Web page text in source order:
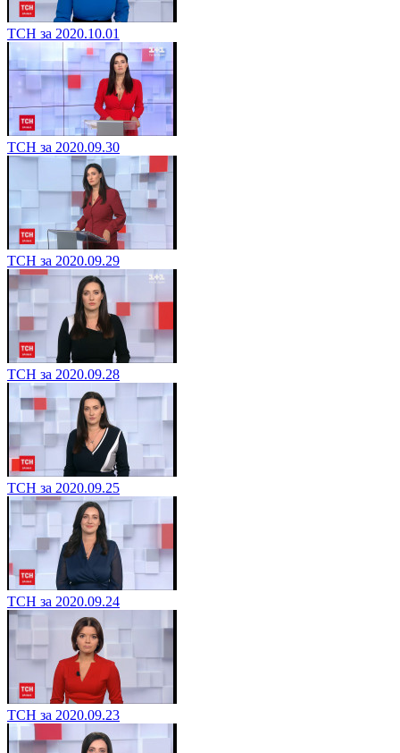
ТСН за 2020.10.01
ТСН за 2020.09.30
ТСН за 2020.09.29
ТСН за 2020.09.28
ТСН за 2020.09.25
ТСН за 2020.09.24
ТСН за 2020.09.23